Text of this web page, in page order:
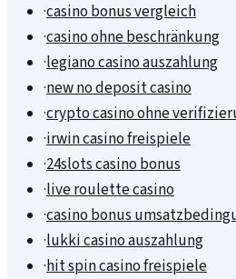
·casino bonus vergleich
·casino ohne beschränkung
·legiano casino auszahlung
·new no deposit casino
·crypto casino ohne
·irwin casino freispiele
·24slots casino bonus
·live roulette casino
·casino bonus
·lukki casino auszahlung
·hit spin casino freispiele